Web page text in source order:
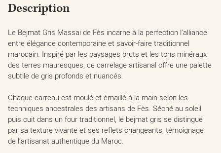
Description
Le Bejmat Gris Massai de Fès incarne à la perfection l’alliance
entre élégance contemporaine et savoir-faire traditionnel
marocain. Inspiré par les paysages bruts et les tons minéraux
des terres mauresques, ce carrelage artisanal offre une palette
subtile de gris profonds et nuancés.
Chaque carreau est moulé et émaillé à la main selon les
techniques ancestrales des artisans de Fès. Séché au soleil
puis cuit dans un four traditionnel, le bejmat gris se distingue
par sa texture vivante et ses reflets changeants, témoignage
de l’artisanat authentique du Maroc.